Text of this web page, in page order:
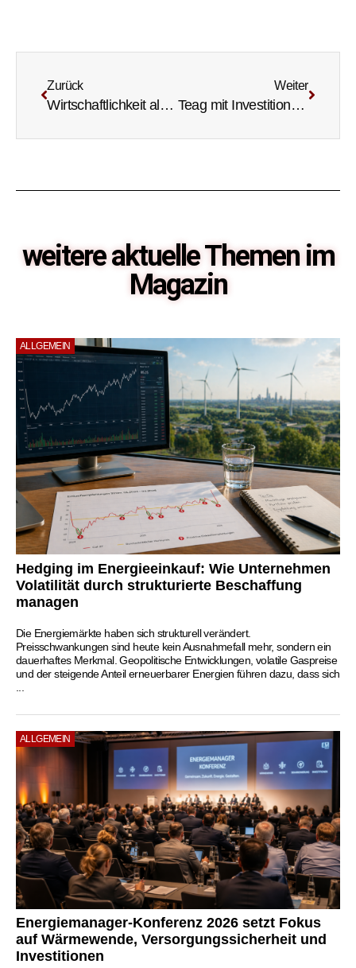
Zurück
Wirtschaftlichkeit als größte Herausforderung
Weiter
Teag mit Investitionen auf Rekordniveau
weitere aktuelle Themen im
Magazin
ALLGEMEIN
Hedging im Energieeinkauf: Wie Unternehmen
Volatilität durch strukturierte Beschaffung
managen
Die Energiemärkte haben sich strukturell verändert.
Preisschwankungen sind heute kein Ausnahmefall mehr, sondern ein
dauerhaftes Merkmal. Geopolitische Entwicklungen, volatile Gaspreise
und der steigende Anteil erneuerbarer Energien führen dazu, dass sich
ALLGEMEIN
Energiemanager-Konferenz 2026 setzt Fokus
auf Wärmewende, Versorgungssicherheit und
Investitionen